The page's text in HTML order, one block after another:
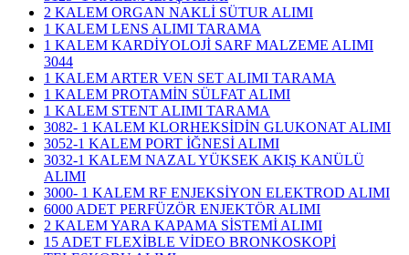
2 KALEM ORGAN NAKLİ SÜTUR ALIMI
1 KALEM LENS ALIMI TARAMA
1 KALEM KARDİYOLOJİ SARF MALZEME ALIMI
3044
1 KALEM ARTER VEN SET ALIMI TARAMA
1 KALEM PROTAMİN SÜLFAT ALIMI
1 KALEM STENT ALIMI TARAMA
3082- 1 KALEM KLORHEKSİDİN GLUKONAT ALIMI
3052-1 KALEM PORT İĞNESİ ALIMI
3032-1 KALEM NAZAL YÜKSEK AKIŞ KANÜLÜ
ALIMI
3000- 1 KALEM RF ENJEKSİYON ELEKTROD ALIMI
6000 ADET PERFÜZÖR ENJEKTÖR ALIMI
2 KALEM YARA KAPAMA SİSTEMİ ALIMI
15 ADET FLEXİBLE VİDEO BRONKOSKOPİ